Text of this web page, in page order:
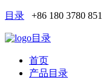
目录 +86 180 3780
目录
首页
产品目录